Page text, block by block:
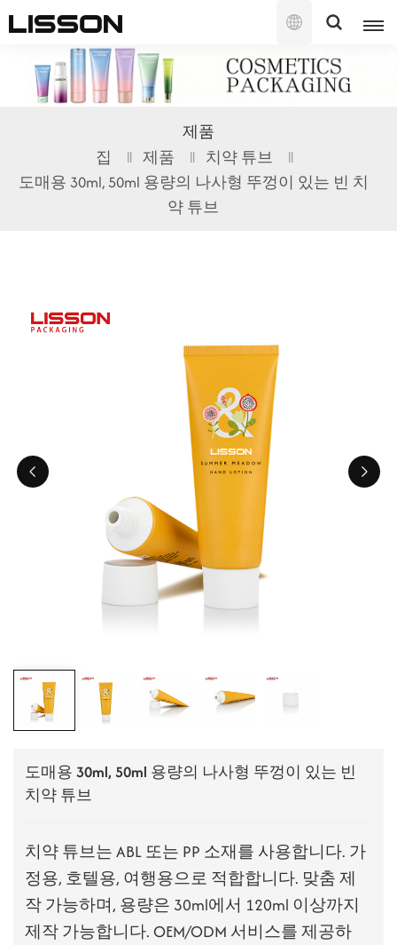
의
English
français
русский
日本語
한국의
ไทย
Tiếng việt
제품
집 제품
치약 튜브
도매용 30ml, 50ml 용량의 나사형 뚜껑이 있는 빈 치
약 튜브
도매용 30ml, 50ml 용량의 나사형 뚜껑이 있는 빈
치약 튜브
치약 튜브는 ABL 또는 PP 소재를 사용합니다. 가
정용, 호텔용, 여행용으로 적합합니다. 맞춤 제
작 가능하며, 용량은 30ml에서 120ml 이상까지
제작 가능합니다. OEM/ODM 서비스를 제공하